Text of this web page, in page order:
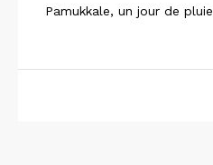
Pamukkale, un jour de pluie